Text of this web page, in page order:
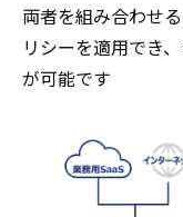
両者を組み合わせ
リシーを適用でき
が可能です